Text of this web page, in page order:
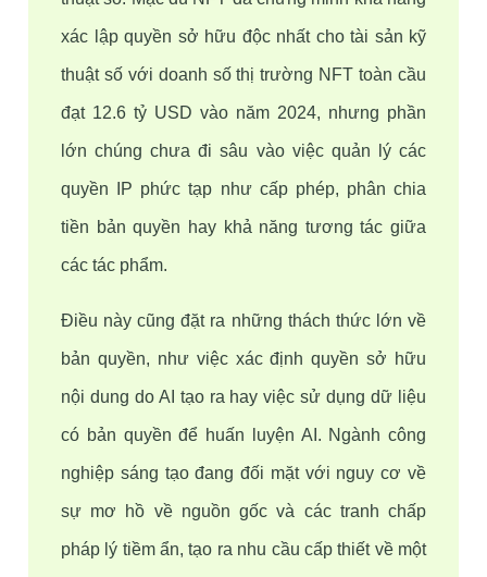
xác lập quyền sở hữu độc nhất cho tài sản kỹ
thuật số với doanh số thị trường NFT toàn cầu
đạt 12.6 tỷ USD vào năm 2024, nhưng phần
lớn chúng chưa đi sâu vào việc quản lý các
quyền IP phức tạp như cấp phép, phân chia
tiền bản quyền hay khả năng tương tác giữa
các tác phẩm.
Điều này cũng đặt ra những thách thức lớn về
bản quyền, như việc xác định quyền sở hữu
nội dung do AI tạo ra hay việc sử dụng dữ liệu
có bản quyền để huấn luyện AI. Ngành công
nghiệp sáng tạo đang đối mặt với nguy cơ về
sự mơ hồ về nguồn gốc và các tranh chấp
pháp lý tiềm ẩn, tạo ra nhu cầu cấp thiết về một